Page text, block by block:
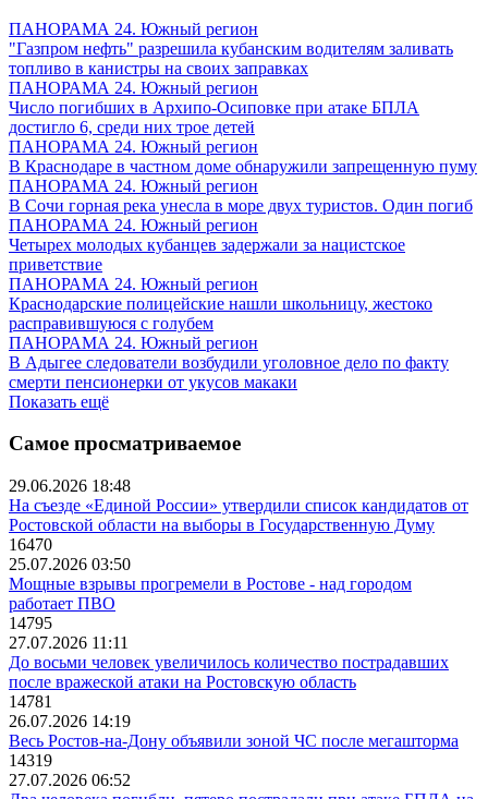
ПАНОРАМА 24. Южный регион
"Газпром нефть" разрешила кубанским водителям заливать
топливо в канистры на своих заправках
ПАНОРАМА 24. Южный регион
Число погибших в Архипо-Осиповке при атаке БПЛА
достигло 6, среди них трое детей
ПАНОРАМА 24. Южный регион
В Краснодаре в частном доме обнаружили запрещенную пуму
ПАНОРАМА 24. Южный регион
В Сочи горная река унесла в море двух туристов. Один погиб
ПАНОРАМА 24. Южный регион
Четырех молодых кубанцев задержали за нацистское
приветствие
ПАНОРАМА 24. Южный регион
Краснодарские полицейские нашли школьницу, жестоко
расправившуюся с голубем
ПАНОРАМА 24. Южный регион
В Адыгее следователи возбудили уголовное дело по факту
смерти пенсионерки от укусов макаки
Показать ещё
Самое просматриваемое
29.06.2026 18:48
На съезде «Единой России» утвердили список кандидатов от
Ростовской области на выборы в Государственную Думу
16470
25.07.2026 03:50
Мощные взрывы прогремели в Ростове - над городом
работает ПВО
14795
27.07.2026 11:11
До восьми человек увеличилось количество пострадавших
после вражеской атаки на Ростовскую область
14781
26.07.2026 14:19
Весь Ростов-на-Дону объявили зоной ЧС после мегашторма
14319
27.07.2026 06:52